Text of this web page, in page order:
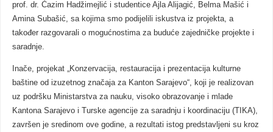
prof. dr. Ćazim Hadžimejlić i studentice Ajla Alijagić, Belma Mašić i
Amina Subašić, sa kojima smo podijelili iskustva iz projekta, a
također razgovarali o mogućnostima za buduće zajedničke projekte i
saradnje.
Inače, projekat „Konzervacija, restauracija i prezentacija kulturne
baštine od izuzetnog značaja za Kanton Sarajevo“, koji je realizovan
uz podršku Ministarstva za nauku, visoko obrazovanje i mlade
Kantona Sarajevo i Turske agencije za saradnju i koordinaciju (TIKA),
završen je sredinom ove godine, a rezultati istog predstavljeni su kroz